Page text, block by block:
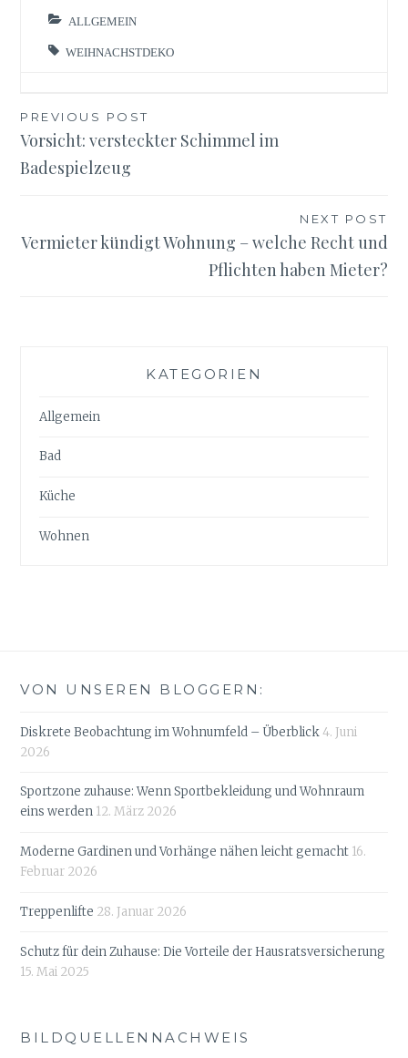
ALLGEMEIN
WEIHNACHSTDEKO
Beitragsnavigation
PREVIOUS POST
Vorsicht: versteckter Schimmel im
Badespielzeug
NEXT POST
Vermieter kündigt Wohnung – welche Recht und
Pflichten haben Mieter?
KATEGORIEN
Allgemein
Bad
Küche
Wohnen
VON UNSEREN BLOGGERN:
Diskrete Beobachtung im Wohnumfeld – Überblick4. Juni
2026
Sportzone zuhause: Wenn Sportbekleidung und Wohnraum
eins werden 12. März 2026
Moderne Gardinen und Vorhänge nähen leicht gemacht 16.
Februar 2026
Treppenlifte 28. Januar 2026
Schutz für dein Zuhause: Die Vorteile der Hausratsversicherung
15. Mai 2025
BILDQUELLENNACHWEIS